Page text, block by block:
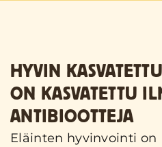
HYVIN
ON KASVATETTU
ANTIBIOOTTEJA
Eläinten hyvinvointi on